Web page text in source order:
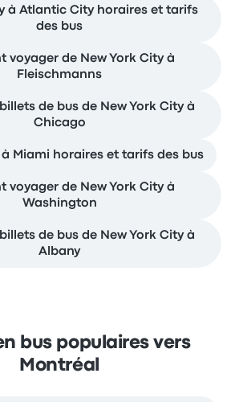
à Atlantic City horaires et tarifs
des bus
voyager de New York City à
Fleischmanns
de bus de New York City à
Chicago
à Miami horaires et tarifs des bus
voyager de New York City à
Washington
de bus de New York City à
Albany
bus populaires vers
Montréal